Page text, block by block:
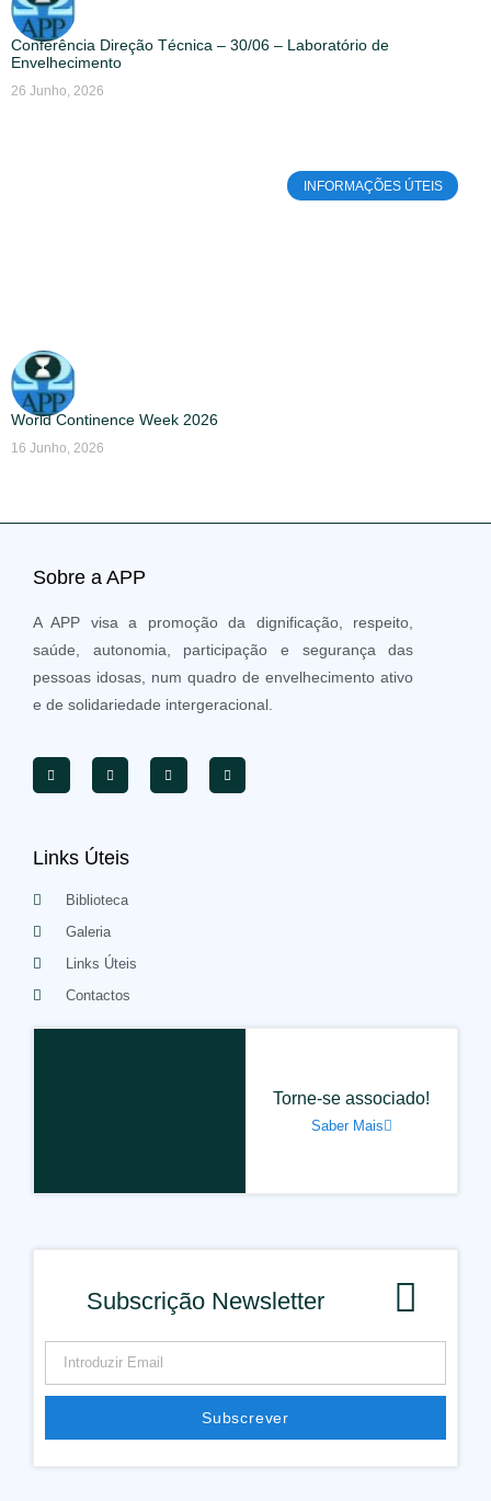
Conferência Direção Técnica – 30/06 – Laboratório de
Envelhecimento
26 Junho, 2026
INFORMAÇÕES ÚTEIS
World Continence Week 2026
16 Junho, 2026
Sobre a APP
A APP visa a promoção da dignificação, respeito,
saúde, autonomia, participação e segurança das
pessoas idosas, num quadro de envelhecimento ativo
e de solidariedade intergeracional.
Links Úteis
Biblioteca
Galeria
Links Úteis
Contactos
Torne-se associado!
Saber Mais
Subscrição Newsletter
Subscrever